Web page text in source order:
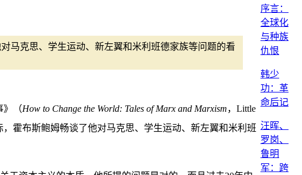
马克思、学生运动、新左翼和米利班德家族等问题的看
》（How to Change the World: Tales of Marx and Marxism，Little
，霍布斯鲍姆畅谈了他对马克思、学生运动、新左翼和米利班
序言：
全球化
与种族
仇恨
韩少
功：革
命后记
汪晖、
罗岗、
鲁明
军：跨